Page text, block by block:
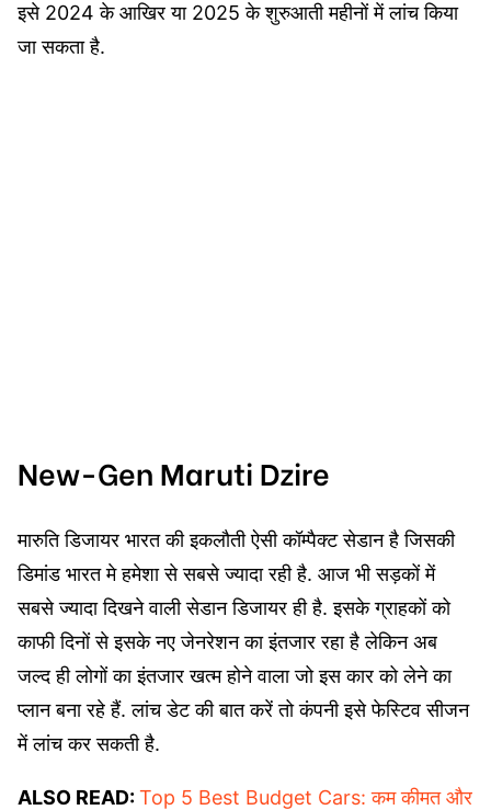
इसे 2024 के आखिर या 2025 के शुरुआती महीनों में लांच किया
जा सकता है.
New-Gen Maruti Dzire
मारुति डिजायर भारत की इकलौती ऐसी कॉम्पैक्ट सेडान है जिसकी
डिमांड भारत मे हमेशा से सबसे ज्यादा रही है. आज भी सड़कों में
सबसे ज्यादा दिखने वाली सेडान डिजायर ही है. इसके ग्राहकों को
काफी दिनों से इसके नए जेनरेशन का इंतजार रहा है लेकिन अब
जल्द ही लोगों का इंतजार खत्म होने वाला जो इस कार को लेने का
प्लान बना रहे हैं. लांच डेट की बात करें तो कंपनी इसे फेस्टिव सीजन
में लांच कर सकती है.
ALSO READ:Top 5 Best Budget Cars: कम कीमत और